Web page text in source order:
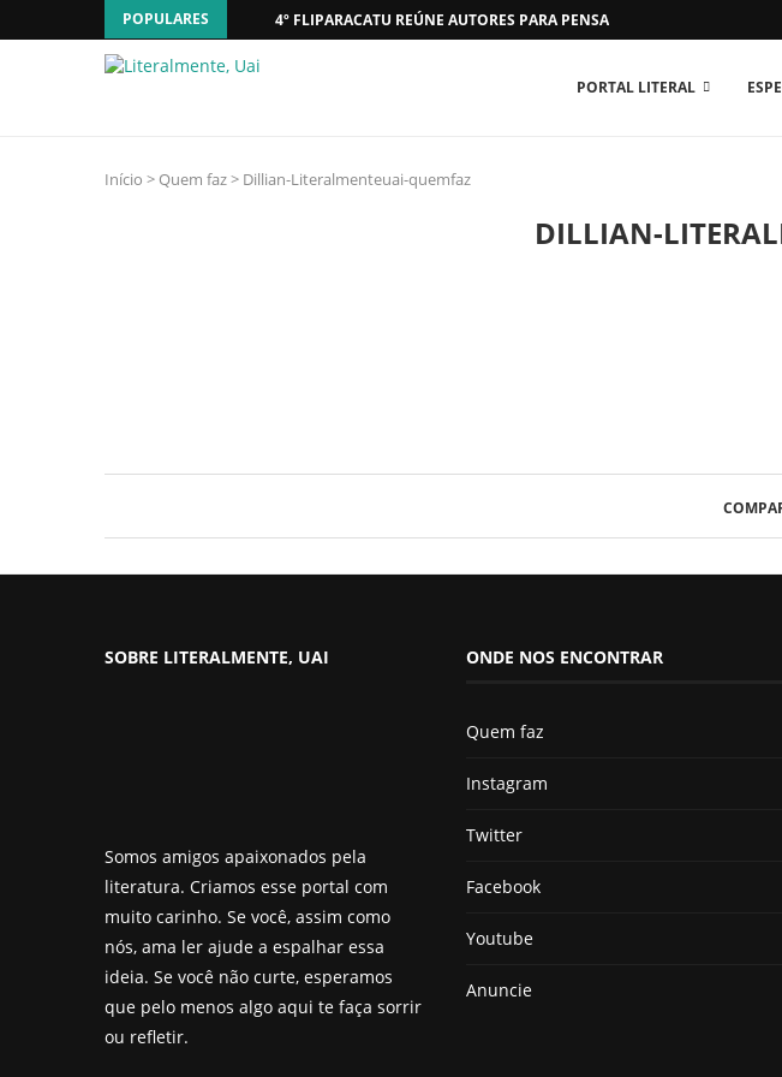
POPULARES 4º FLIPARACATU REÚNE AUTORES PARA PENSAR O MUNDO...
PORTAL LITERAL
Início > Quem faz> Dillian-Literalmenteuai-quemfaz
DILLIAN-
SOBRE LITERALMENTE, UAI
Somos amigos apaixonados pela
literatura. Criamos esse portal com
muito carinho. Se você, assim como
nós, ama ler ajude a espalhar essa
ideia. Se você não curte, esperamos
que pelo menos algo aqui te faça sorrir
ou refletir.
ONDE NOS ENCONTRAR
Quem faz
Instagram
Twitter
Facebook
Youtube
Anuncie